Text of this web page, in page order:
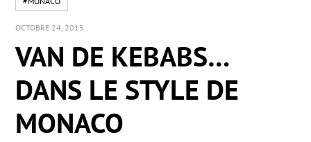
OCTOBRE 24, 2015
VAN DE KEBABS…
DANS LE STYLE DE
MONACO